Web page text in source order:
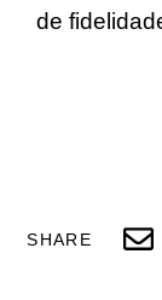
de
SHARE